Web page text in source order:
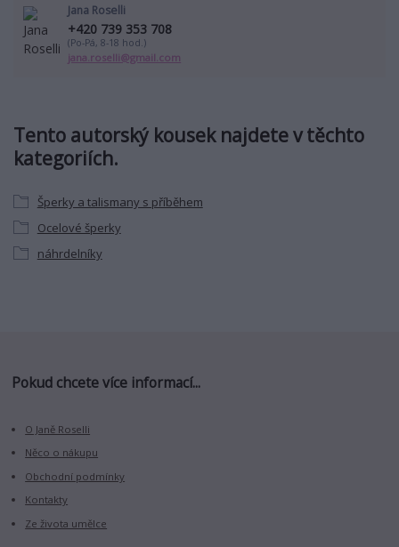
Tento autorský kousek najdete v těchto
kategoriích.
Šperky a talismany s příběhem
Ocelové šperky
náhrdelníky
Jana Roselli
+420 739 353 708
(Po-Pá, 8-18 hod.)
jana.roselli@gmail.com
Pokud chcete více informací...
O Janě Roselli
Něco o nákupu
Obchodní podmínky
Kontakty
Ze života umělce